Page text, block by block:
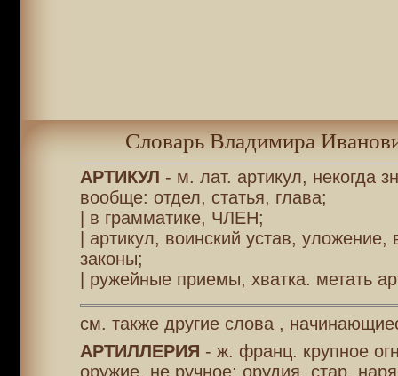
Словарь Владимира
АРТИКУЛ - м. лат. артикул, некогда
вообще: отдел, статья, глава;
| в грамматике, ЧЛЕН;
| артикул, воинский устав, уложение,
законы;
| ружейные приемы, хватка. метать
см. также другие слова ,
АРТИЛЛЕРИЯ - ж. франц. крупное
оружие, не ручное; орудия, стар.